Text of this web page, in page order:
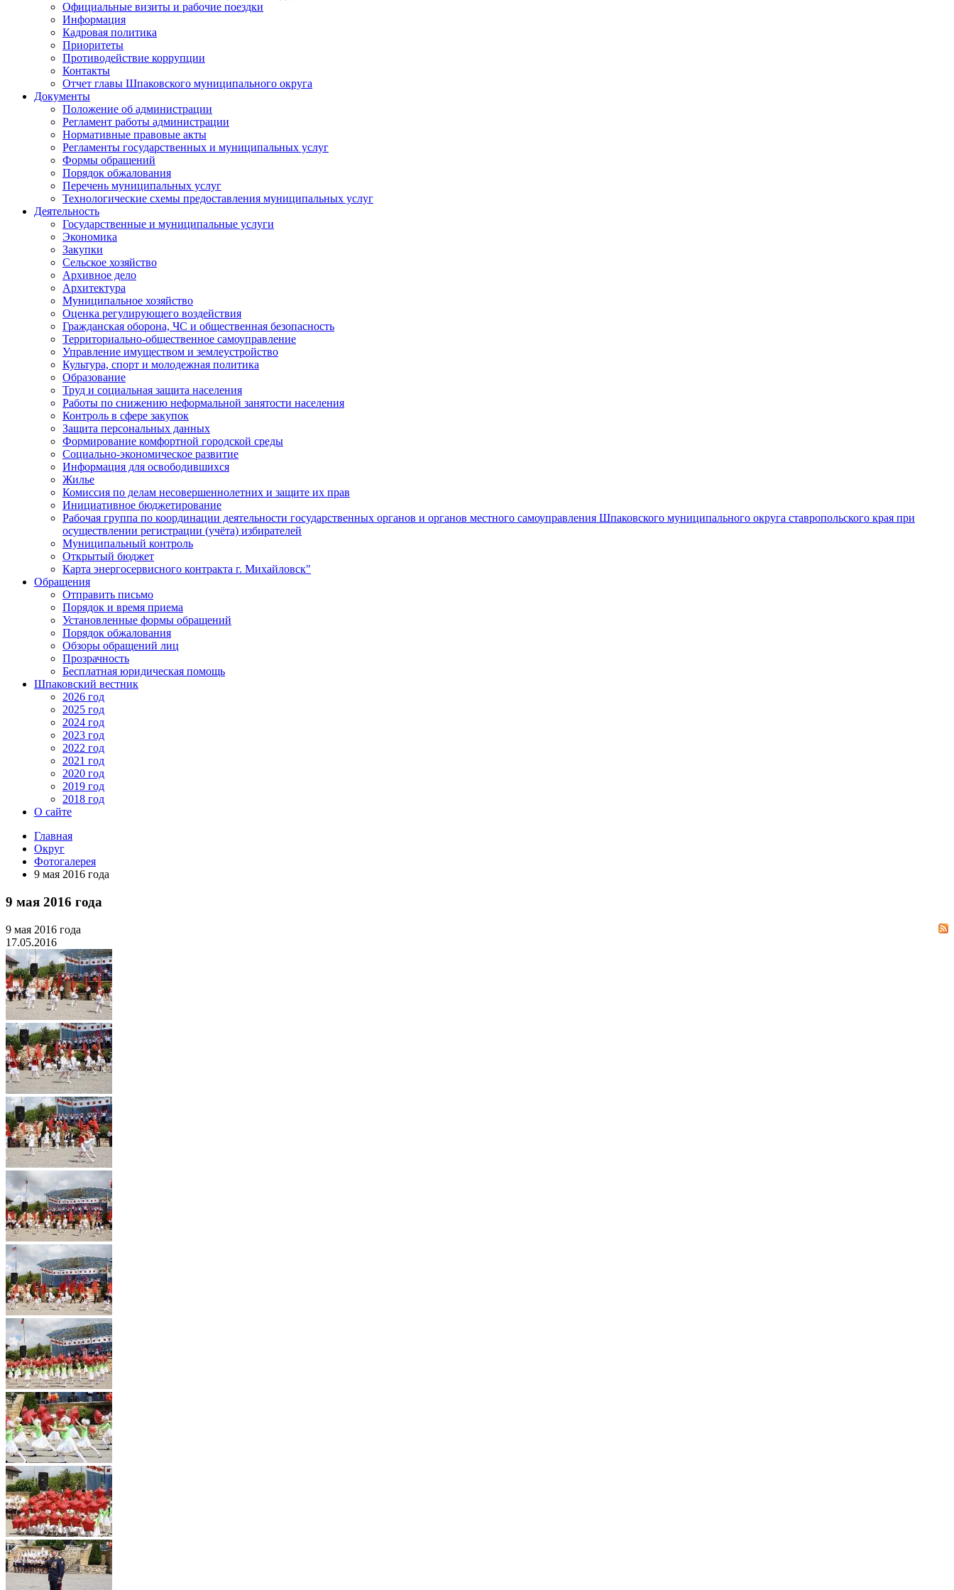
Официальные визиты и рабочие поездки
Информация
Кадровая политика
Приоритеты
Противодействие коррупции
Контакты
Отчет главы Шпаковского муниципального округа
Документы
Положение об администрации
Регламент работы администрации
Нормативные правовые акты
Регламенты государственных и муниципальных услуг
Формы обращений
Порядок обжалования
Перечень муниципальных услуг
Технологические схемы предоставления муниципальных услуг
Деятельность
Государственные и муниципальные услуги
Экономика
Закупки
Сельское хозяйство
Архивное дело
Архитектура
Муниципальное хозяйство
Оценка регулирующего воздействия
Гражданская оборона, ЧС и общественная безопасность
Территориально-общественное самоуправление
Управление имуществом и землеустройство
Культура, спорт и молодежная политика
Образование
Труд и социальная защита населения
Работы по снижению неформальной занятости населения
Контроль в сфере закупок
Защита персональных данных
Формирование комфортной городской среды
Социально-экономическое развитие
Информация для освободившихся
Жилье
Комиссия по делам несовершеннолетних и защите их прав
Инициативное бюджетирование
Рабочая группа по координации деятельности государственных органов и органов местного самоуправления Шпаковского муниципального округа ставропольского края при
осуществлении регистрации (учёта) избирателей
Муниципальный контроль
Открытый бюджет
Карта энергосервисного контракта г. Михайловск"
Обращения
Отправить письмо
Порядок и время приема
Установленные формы обращений
Порядок обжалования
Обзоры обращений лиц
Прозрачность
Бесплатная юридическая помощь
Шпаковский вестник
2026 год
2025 год
2024 год
2023 год
2022 год
2021 год
2020 год
2019 год
2018 год
О сайте
Главная
Округ
Фотогалерея
9 мая 2016 года
9 мая 2016 года
9 мая 2016 года
17.05.2016